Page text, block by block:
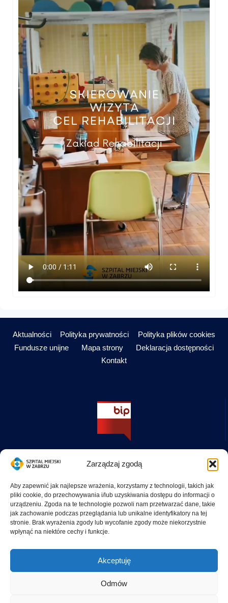
Zarządzaj zgodą
Aby zapewnić jak najlepsze wrażenia, korzystamy z technologii, takich jak
pliki cookie, do przechowywania i/lub uzyskiwania dostępu do informacji o
urządzeniu. Zgoda na te technologie pozwoli nam przetwarzać dane, takie
jak zachowanie podczas przeglądania lub unikalne identyfikatory na tej
stronie. Brak wyrażenia zgody lub wycofanie zgody może niekorzystnie
wpłynąć na niektóre cechy i funkcje.
Akceptuję
Odmów
Aktualności Polityka prywatności
Polityka plików cookies
Fundusze unijne
Mapa strony
Deklaracja dostępności
Kontakt
Sekretariat: 32 277 61 00 wew. 102, fax.: 32 271 73 11
sekretariat@szpitalzabrze.pl